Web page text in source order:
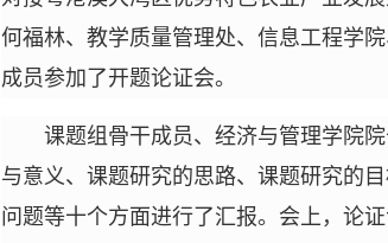
何福林、教学质量管理处、信息工程学
成员参加了开题论证会。
课题组骨干成员、经济与管理学院
与意义、课题研究的思路、课题研究的
问题等十个方面进行了汇报。会上，论